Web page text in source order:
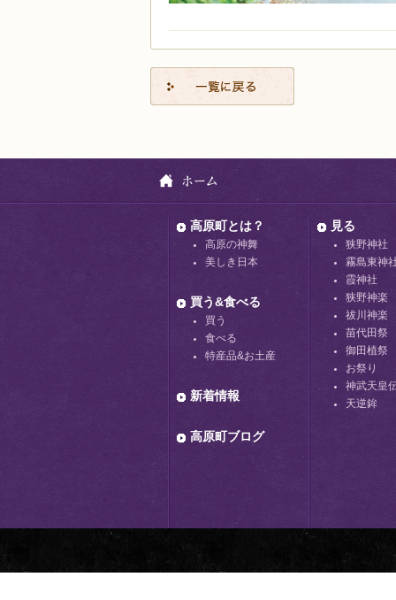
高原町とは？
高原の神舞
美しき日本
買う&食べる
買う
食べる
特産品&お土産
新着情報
高原町ブログ
見る
狭野神社
霧島東神
霞神社
狭野神楽
祓川神楽
苗代田祭
御田植祭
お祭り
神武天皇
天逆鉾